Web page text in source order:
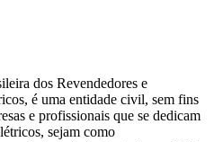
dos Revendedores e
é uma entidade civil, sem fins
e profissionais que se dedicam
sejam como